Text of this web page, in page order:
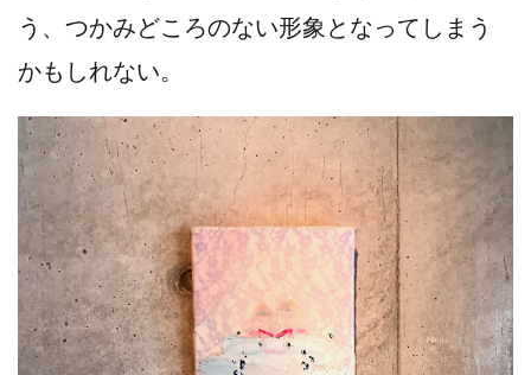
う、つかみどころのない形象となってしまう
かもしれない。